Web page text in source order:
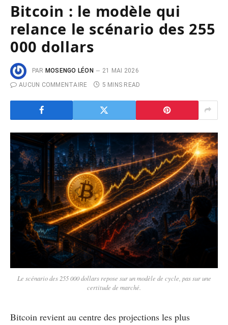
Bitcoin : le modèle qui
relance le scénario des 255
000 dollars
PAR MOSENGO LÉON
21 MAI 2026
AUCUN COMMENTAIRE
5 MINS READ
Le scénario des 255 000 dollars repose sur un modèle de cycle, pas sur une
certitude de marché.
Bitcoin revient au centre des projections les plus